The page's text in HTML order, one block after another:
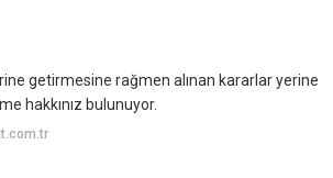
getirmesine rağmen alınan kararlar yerine
hakkınız bulunuyor.